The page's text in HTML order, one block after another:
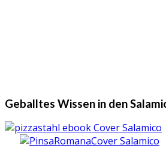
Geballtes Wissen in den